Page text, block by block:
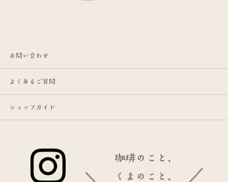
お問い合わせ
よくあるご質問
ショップガイド